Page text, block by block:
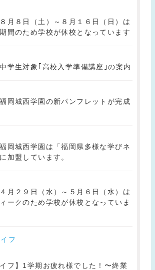
月８日（土）～８月１６日（日）は
間のため学校が休校となっています
学生対象｢高校入学準備講座｣の案内
福岡城西学園の新パンフレットが完成
岡城西学園は「福岡県多様な学びネ
加盟しています。
月２９日（水）～５月６日（水）は
ークのため学校が休校となっていま
フ
イフ】1学期お疲れ様でした！〜終業